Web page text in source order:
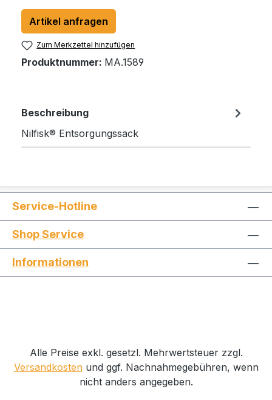
Artikel anfragen
Zum Merkzettel hinzufügen
Produktnummer: MA.1589
Beschreibung
Nilfisk® Entsorgungssack
Service-Hotline
Shop Service
Informationen
Alle Preise exkl. gesetzl. Mehrwertsteuer zzgl.
Versandkostenund ggf. Nachnahmegebühren, wenn
nicht anders angegeben.